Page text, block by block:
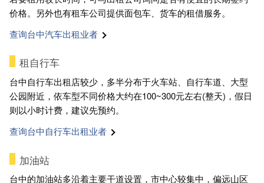
价格。另外也有租车公司提供面包车、货车的租借服务。
查询台中汽车出租业者
租自行车
台中自行车出租店较少，多半分布于火车站、自行车道、大型
公园附近，依车型不同价格大约在100~300元左右(整天)，假日
则以小时计费，建议先预约。
查询台中自行车出租业者
加油站
台中的加油站多沿着主要干道设置，市中心较集中，偏远山区